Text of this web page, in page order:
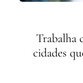
Trabalha
cidades